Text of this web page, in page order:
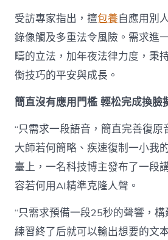
出
一
轍”
_
中
中
受訪專家指出，擅包養自應用別
錄像觸及多重法令風險。需求進
疇的立法，加年夜法律力度，秉
衡技巧的平安與成長。
簡直沒有應用門檻 輕松完成換臉
“只需求一段語音，簡直完善復
大師若何簡略、疾速復制一小我
臺上，一名科技博主發布了一段
容若何用AI精準克隆人聲。
“只需求預備一段25秒的聲響，構
練習終了后就可以輸出想要的文